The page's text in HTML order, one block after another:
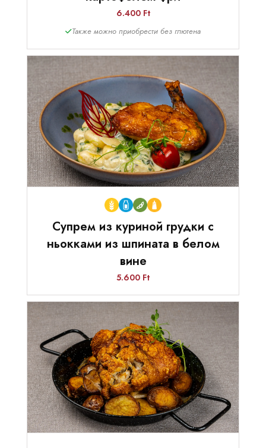
6.400 Ft
Также можно приобрести без глютена
Супрем из куриной грудки с
ньокками из шпината в белом
вине
5.600 Ft